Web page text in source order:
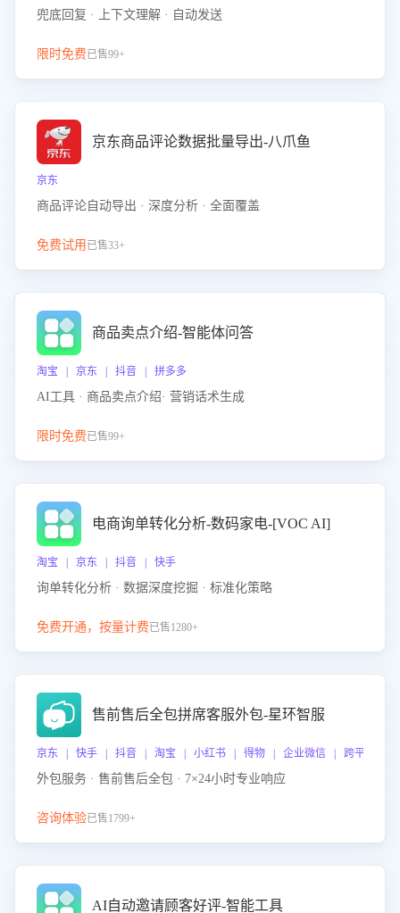
兜底回复 · 上下文理解 · 自动发送
限时免费已售99+
京东商品评论数据批量导出-八爪鱼
京东
商品评论自动导出 · 深度分析 · 全面覆盖
免费试用 已售33+
商品卖点介绍-智能体问答
淘宝 | 京东 | 抖音 | 拼多多
AI工具 · 商品卖点介绍· 营销话术生成
限时免费已售99+
电商询单转化分析-数码家电-[VOC AI]
淘宝 | 京东 | 抖音 | 快手
询单转化分析 · 数据深度挖掘 · 标准化策略
免费开通，按量计费已售1280+
售前售后全包拼席客服外包-星环智服
京东 | 快手 | 抖音 | 淘宝 | 小红书 | 得物 | 企业微信 | 跨平台
外包服务 · 售前售后全包 · 7×24小时专业响应
咨询体验已售1799+
AI自动邀请顾客好评-智能工具